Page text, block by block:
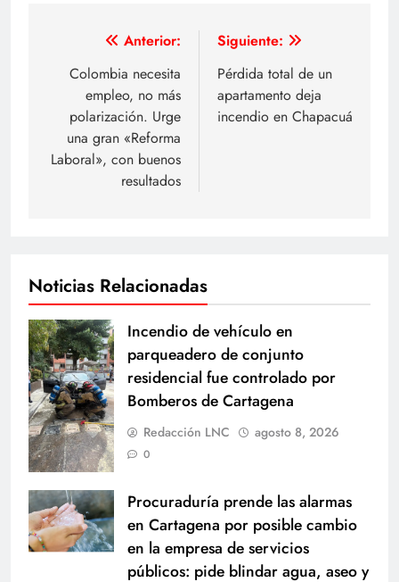
Navegación
de
entradas
Anterior:
Colombia necesita
empleo, no más
polarización. Urge
una gran «Reforma
Laboral», con buenos
resultados
Siguiente:
Pérdida total de un
apartamento deja
incendio en Chapacuá
Noticias Relacionadas
Incendio de vehículo en
parqueadero de conjunto
residencial fue controlado por
Bomberos de Cartagena
Redacción LNC agosto 8, 2026
0
Procuraduría prende las alarmas
en Cartagena por posible cambio
en la empresa de servicios
públicos: pide blindar agua, aseo y